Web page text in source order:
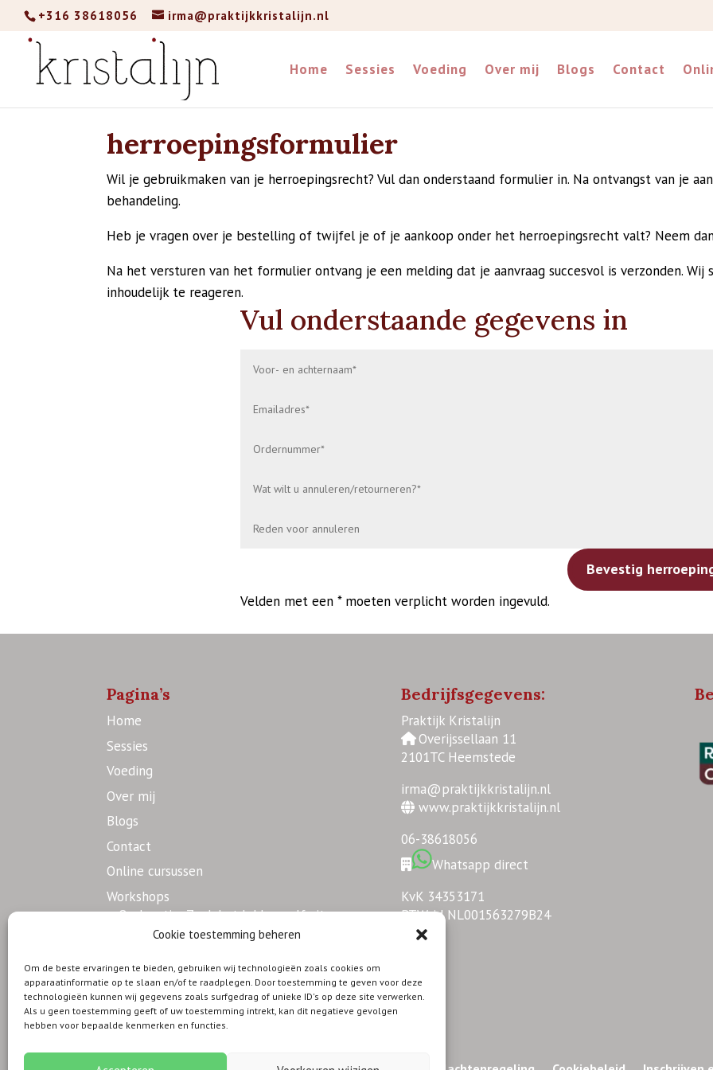
Cookie toestemming beheren
Om de beste ervaringen te bieden, gebruiken wij technologieën zoals cookies om
apparaatinformatie op te slaan en/of te raadplegen. Door toestemming te geven voor deze
technologieën kunnen wij gegevens zoals surfgedrag of unieke ID's op deze site verwerken.
Als u geen toestemming geeft of uw toestemming intrekt, kan dit negatieve gevolgen
hebben voor bepaalde kenmerken en functies.
+316 38618056 irma@praktijkkristalijn.nl
Home Sessies Voeding Over mij Blogs Contact
herroepingsformulier
Wil je gebruikmaken van je herroepingsrecht? Vul dan onderstaand formulier in. Na ontvangst van je
behandeling.
Heb je vragen over je bestelling of twijfel je of je aankoop onder het herroepingsrecht valt? Neem
Na het versturen van het formulier ontvang je een melding dat je aanvraag succesvol is verzonden.
inhoudelijk te reageren.
Vul onderstaande gegevens in
Bevestig
Velden met een * moeten verplicht worden ingevuld.
Pagina’s
Home
Sessies
Voeding
Over mij
Blogs
Contact
Online cursussen
Workshops
Op locatie: Zoek het lekker zelf uit
Op locatie: Jammie
Nieuwsbrief
Bedrijfsgegevens:
Praktijk Kristalijn
Overijssellaan 11
2101TC Heemstede
irma@praktijkkristalijn.nl
www.praktijkkristalijn.nl
06-38618056
Whatsapp direct
KvK 34353171
BTW-id NL001563279B24